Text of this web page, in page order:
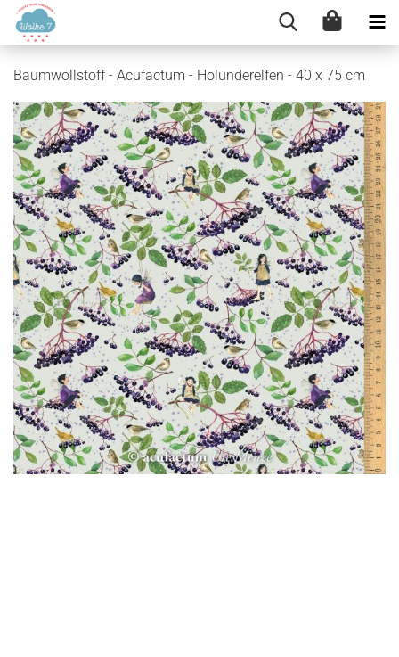
Baumwollstoff - Acufactum - Holunderelfen - 40 x 75 cm